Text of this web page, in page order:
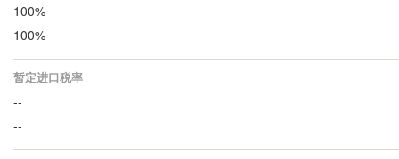
100%
100%
暂定进口税率
--
--